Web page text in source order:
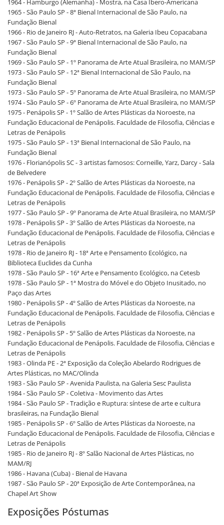
1964 - Hamburgo (Alemanha) - Mostra, na Casa Ibero-Americana
1965 - São Paulo SP - 8ª Bienal Internacional de São Paulo, na
Fundação Bienal
1966 - Rio de Janeiro RJ - Auto-Retratos, na Galeria Ibeu Copacabana
1967 - São Paulo SP - 9ª Bienal Internacional de São Paulo, na
Fundação Bienal
1969 - São Paulo SP - 1º Panorama de Arte Atual Brasileira, no MAM/SP
1973 - São Paulo SP - 12ª Bienal Internacional de São Paulo, na
Fundação Bienal
1973 - São Paulo SP - 5º Panorama de Arte Atual Brasileira, no MAM/SP
1974 - São Paulo SP - 6º Panorama de Arte Atual Brasileira, no MAM/SP
1975 - Penápolis SP - 1º Salão de Artes Plásticas da Noroeste, na
Fundação Educacional de Penápolis. Faculdade de Filosofia, Ciências e
Letras de Penápolis
1975 - São Paulo SP - 13ª Bienal Internacional de São Paulo, na
Fundação Bienal
1976 - Florianópolis SC - 3 artistas famosos: Corneille, Yarz, Darcy - Sala
de Belvedere
1976 - Penápolis SP - 2º Salão de Artes Plásticas da Noroeste, na
Fundação Educacional de Penápolis. Faculdade de Filosofia, Ciências e
Letras de Penápolis
1977 - São Paulo SP - 9º Panorama de Arte Atual Brasileira, no MAM/SP
1978 - Penápolis SP - 3º Salão de Artes Plásticas da Noroeste, na
Fundação Educacional de Penápolis. Faculdade de Filosofia, Ciências e
Letras de Penápolis
1978 - Rio de Janeiro RJ - 18ª Arte e Pensamento Ecológico, na
Biblioteca Euclides da Cunha
1978 - São Paulo SP - 16ª Arte e Pensamento Ecológico, na Cetesb
1978 - São Paulo SP - 1ª Mostra do Móvel e do Objeto Inusitado, no
Paço das Artes
1980 - Penápolis SP - 4º Salão de Artes Plásticas da Noroeste, na
Fundação Educacional de Penápolis. Faculdade de Filosofia, Ciências e
Letras de Penápolis
1982 - Penápolis SP - 5º Salão de Artes Plásticas da Noroeste, na
Fundação Educacional de Penápolis. Faculdade de Filosofia, Ciências e
Letras de Penápolis
1983 - Olinda PE - 2ª Exposição da Coleção Abelardo Rodrigues de
Artes Plásticas, no MAC/Olinda
1983 - São Paulo SP - Avenida Paulista, na Galeria Sesc Paulista
1984 - São Paulo SP - Coletiva - Movimento das Artes
1984 - São Paulo SP - Tradição e Ruptura: síntese de arte e cultura
brasileiras, na Fundação Bienal
1985 - Penápolis SP - 6º Salão de Artes Plásticas da Noroeste, na
Fundação Educacional de Penápolis. Faculdade de Filosofia, Ciências e
Letras de Penápolis
1985 - Rio de Janeiro RJ - 8º Salão Nacional de Artes Plásticas, no
MAM/RJ
1986 - Havana (Cuba) - Bienal de Havana
1987 - São Paulo SP - 20ª Exposição de Arte Contemporânea, na
Chapel Art Show
Exposições Póstumas